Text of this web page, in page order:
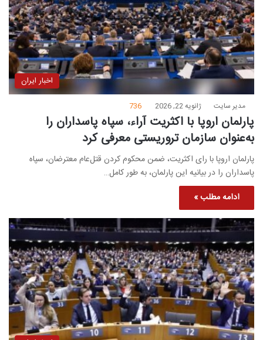
اخبار ایران
مدیر سایت ژانویه 22, 2026 736
پارلمان اروپا با اکثریت آراء، سپاه پاسداران را
به‌عنوان سازمان تروریستی معرفی کرد
پارلمان اروپا با رای اکثریت، ضمن محکوم کردن قتل‌عام معترضان، سپاه
پاسداران را در بیانیه این پارلمان، به طور کامل…
ادامه مطلب »